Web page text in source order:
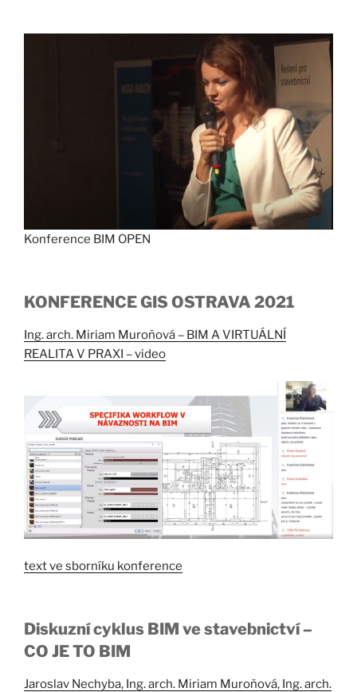
Konference BIM OPEN
KONFERENCE GIS OSTRAVA 2021
Ing. arch. Miriam Muroňová – BIM A VIRTUÁLNÍ
REALITA V PRAXI – video
text ve sborníku konference
Diskuzní cyklus BIM ve stavebnictví –
CO JE TO BIM
Jaroslav Nechyba, Ing. arch. Miriam Muroňová, Ing. arch.